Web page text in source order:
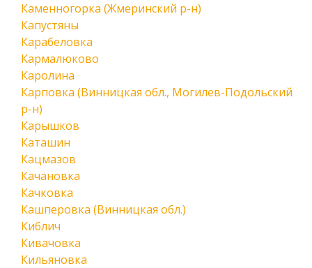
Каменногорка (Жмеринский р-н)
Капустяны
Карабеловка
Кармалюково
Каролина
Карповка (Винницкая обл., Могилев-Подольский
р-н)
Карышков
Каташин
Кацмазов
Качановка
Качковка
Кашперовка (Винницкая обл.)
Киблич
Кивачовка
Кильяновка